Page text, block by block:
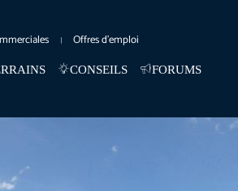
Offres d’emploi
CONSEILS FORUMS